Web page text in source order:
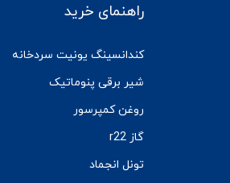
راهنمای خرید
کندانسینگ یونیت سردخانه
شیر برقی پنوماتیک
روغن کمپرسور
گاز r22
تونل انجماد